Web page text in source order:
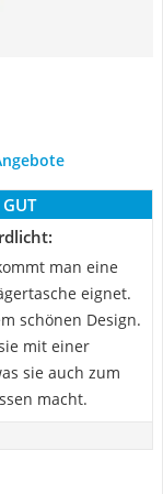
man eine
eignet.
schönen Design.
mit einer
sie auch zum
macht.